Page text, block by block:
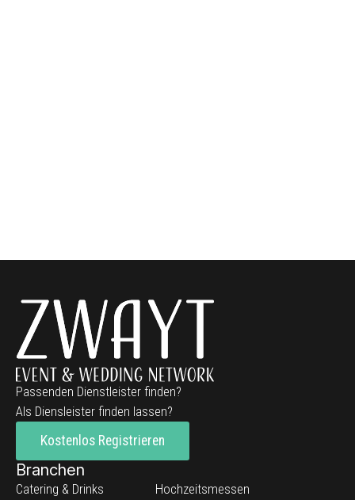
Passenden Dienstleister finden?
Als Diensleister finden lassen?
Kostenlos Registrieren
Branchen
Catering & Drinks Hochzeitsmessen